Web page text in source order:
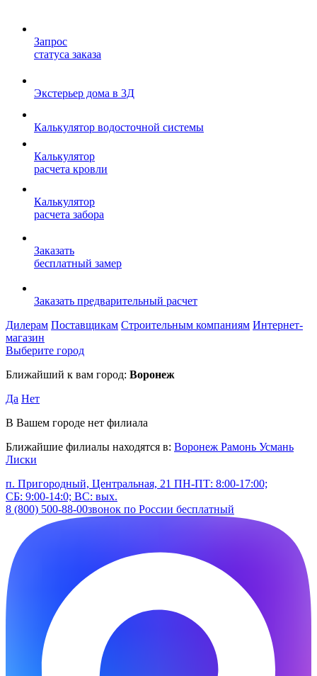
Запрос
статуса заказа
Экстерьер дома в 3Д
Калькулятор водосточной системы
Калькулятор
расчета кровли
Калькулятор
расчета забора
Заказать
бесплатный замер
Заказать предварительный расчет
Дилерам Поставщикам Строительным компаниям Интернет-
магазин
Выберите город
Ближайший к вам город: Воронеж
Да Нет
В Вашем городе нет филиала
Ближайшие филиалы находятся в: Воронеж Рамонь Усмань
Лиски
п. Пригородный, Центральная, 21 ПН-ПТ: 8:00-17:00;
СБ: 9:00-14:0; ВС: вых.
8 (800) 500-88-00звонок по России бесплатный